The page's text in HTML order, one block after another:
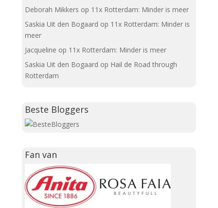
Deborah Mikkers op 11x Rotterdam: Minder is meer
Saskia Uit den Bogaard op 11x Rotterdam: Minder is
meer
Jacqueline op 11x Rotterdam: Minder is meer
Saskia Uit den Bogaard op Hail de Road through
Rotterdam
Beste Bloggers
Fan van